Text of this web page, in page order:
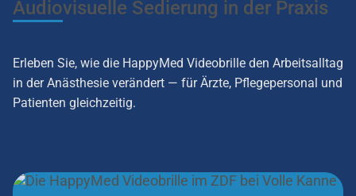
Audiovisuelle Sedierung in der Praxis
Erleben Sie, wie die HappyMed Videobrille den Arbeitsalltag
in der Anästhesie verändert — für Ärzte, Pflegepersonal und
Patienten gleichzeitig.